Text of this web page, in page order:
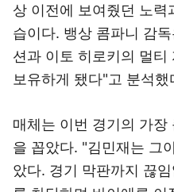
상 이전에 보여줬던 노력
습이다. 뱅상 콤파니 감
션과 이토 히로키의 멀
보유하게 됐다"고 분석했
매체는 이번 경기의 가
을 꼽았다. "김민재는 그
았다. 경기 막판까지 끊